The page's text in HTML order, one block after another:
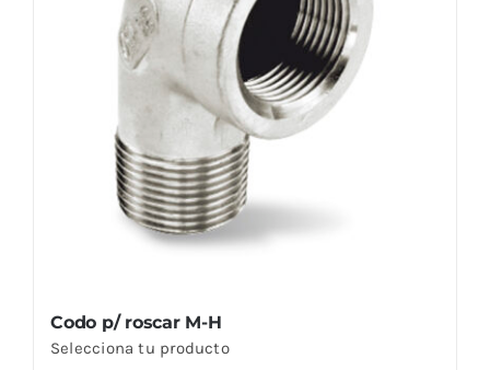
Codo p/ roscar M-H
Selecciona tu producto